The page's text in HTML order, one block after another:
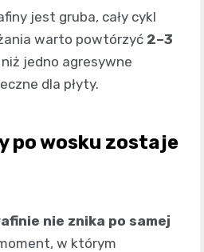
jest gruba, cały cykl
warto powtórzyć 2–3
jedno agresywne
dla płyty.
po wosku zostaje
nie znika po samej
w którym